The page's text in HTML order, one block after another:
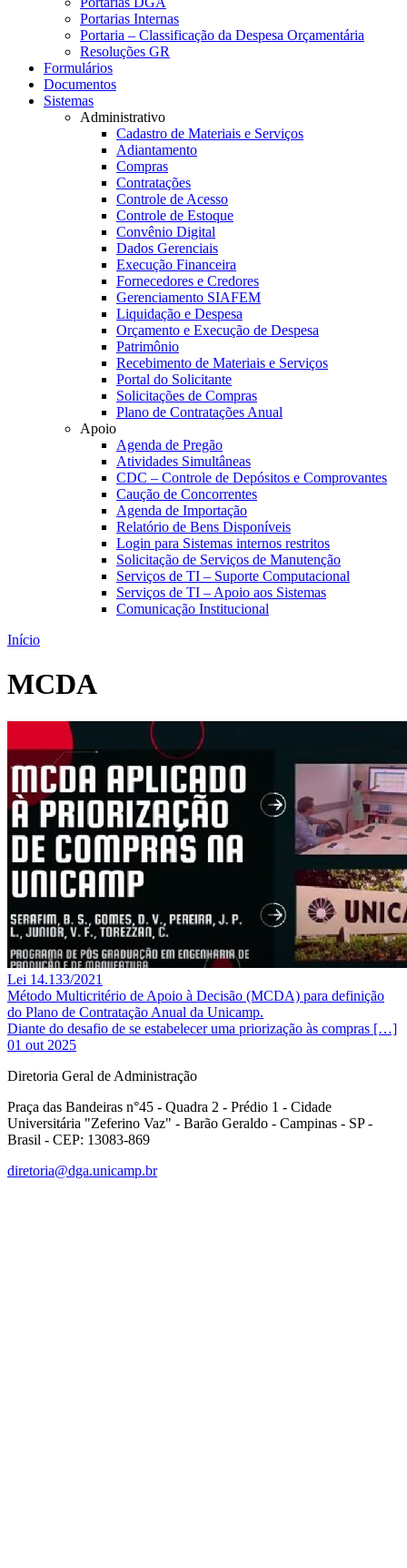
Portarias Internas
Portaria – Classificação da Despesa Orçamentária
Resoluções GR
Formulários
Documentos
Sistemas
Administrativo
Cadastro de Materiais e Serviços
Adiantamento
Compras
Contratações
Controle de Acesso
Controle de Estoque
Convênio Digital
Dados Gerenciais
Execução Financeira
Fornecedores e Credores
Gerenciamento SIAFEM
Liquidação e Despesa
Orçamento e Execução de Despesa
Patrimônio
Recebimento de Materiais e Serviços
Portal do Solicitante
Solicitações de Compras
Plano de Contratações Anual
Apoio
Agenda de Pregão
Atividades Simultâneas
CDC – Controle de Depósitos e Comprovantes
Caução de Concorrentes
Agenda de Importação
Relatório de Bens Disponíveis
Login para Sistemas internos restritos
Solicitação de Serviços de Manutenção
Serviços de TI – Suporte Computacional
Serviços de TI – Apoio aos Sistemas
Comunicação Institucional
Início
MCDA
Lei 14.133/2021
Método Multicritério de Apoio à Decisão (MCDA) para definição
do Plano de Contratação Anual da Unicamp.
Diante do desafio de se estabelecer uma priorização às compras […]
01 out 2025
Diretoria Geral de Administração
Praça das Bandeiras n°45 - Quadra 2 - Prédio 1 - Cidade
Universitária "Zeferino Vaz" - Barão Geraldo - Campinas - SP -
Brasil - CEP: 13083-869
diretoria@dga.unicamp.br